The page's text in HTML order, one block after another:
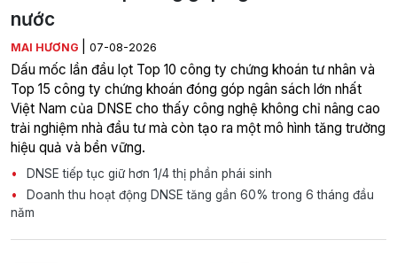
nước
MAI HƯƠNG 07-08-2026
Dấu mốc lần đầu lọt Top 10 công ty chứng khoán tư nhân và
Top 15 công ty chứng khoán đóng góp ngân sách lớn nhất
Việt Nam của DNSE cho thấy công nghệ không chỉ nâng cao
trải nghiệm nhà đầu tư mà còn tạo ra một mô hình tăng trưởng
hiệu quả và bền vững.
DNSE tiếp tục giữ hơn 1/4 thị phần phái sinh
Doanh thu hoạt động DNSE tăng gần 60% trong 6 tháng đầu
năm